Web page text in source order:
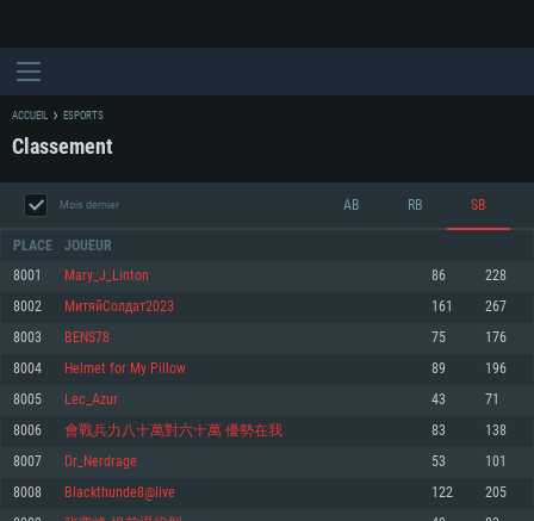
CONFIGURATION SYSTÈME REQUISE
Minimum
OS: Windows 10 (64 bit)
Minimum
OS: Mac OS Big Sur 11.0 ou plus récent
Minimum
OS: Les configurations Linux 64 bits les plus modernes
ACCUEIL ESPORTS
Classement
Mois dernier AB RB SB
PLACE JOUEUR
8001 Mary_J_Linton 86 228
8002 МитяйСолдат2023 161 267
8003 BENS78 75 176
8004 Helmet for My Pillow 89 196
8005 Lec_Azur 43 71
8006 會戰兵力八十萬對六十萬 優勢在我 83 138
8007 Dr_Nerdrage 53 101
8008 Blackthunde8@live 122 205